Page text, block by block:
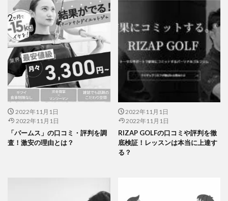
2022年11月1日
2022年11月1日
「パームス」の口コミ・評判を調
査！激安の理由とは？
2022年11月1日
2022年11月1日
RIZAP GOLFの口コミや評判を徹
底検証！レッスンは本当に上達す
る？